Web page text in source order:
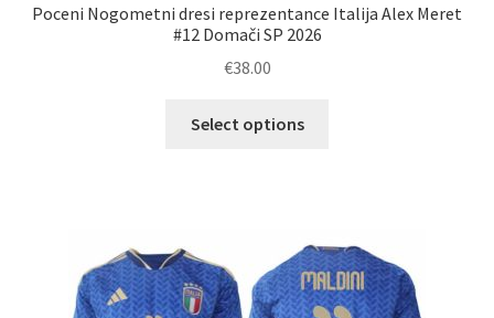
Poceni Nogometni dresi reprezentance Italija Alex Meret
#12 Domači SP 2026
€38.00
Select options
Možnosti
lahko
izberete